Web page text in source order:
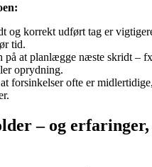
og korrekt udført tag er
tid.
på at planlægge næste skridt –
oprydning.
forsinkelser ofte er
– og